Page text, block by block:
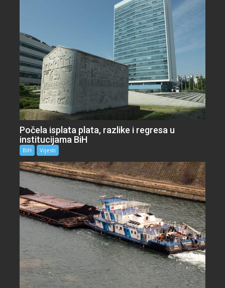
Počela isplata plata, razlike i regresa u
institucijama BiH
BiH Vijesti